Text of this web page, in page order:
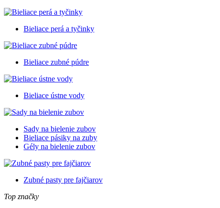
Bieliace perá a tyčinky
Bieliace zubné púdre
Bieliace ústne vody
Sady na bielenie zubov
Bieliace pásiky na zuby
Gély na bielenie zubov
Zubné pasty pre fajčiarov
Top značky